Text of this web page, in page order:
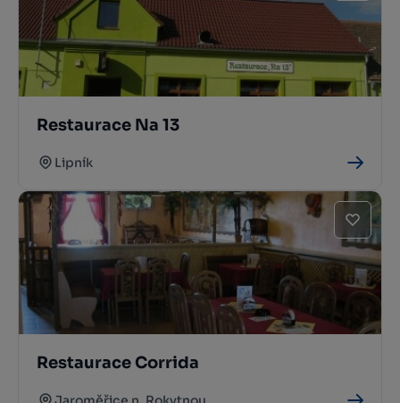
Restaurace Na 13
Lipník
Restaurace Corrida